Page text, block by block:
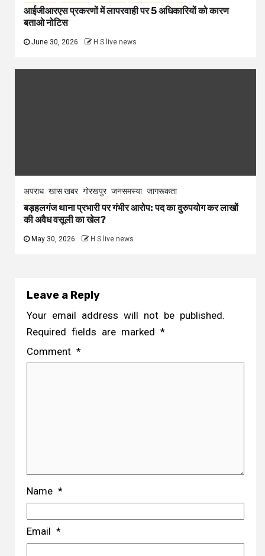
आईजीआरएस प्रकरणों में लापरवाही पर 5 अधिकारियों को कारण
बताओ नोटिस
June 30, 2026 H S live news
अपराध खास खबर गोरखपुर जनसमस्या जागरूकता
बड़हलगंज थाना प्रभारी पर गंभीर आरोप: पद का दुरुपयोग कर लाखों
की अवैध वसूली का खेल?
May 30, 2026 H S live news
Leave a Reply
Your email address will not be published.
Required fields are marked *
Comment *
Name *
Email *